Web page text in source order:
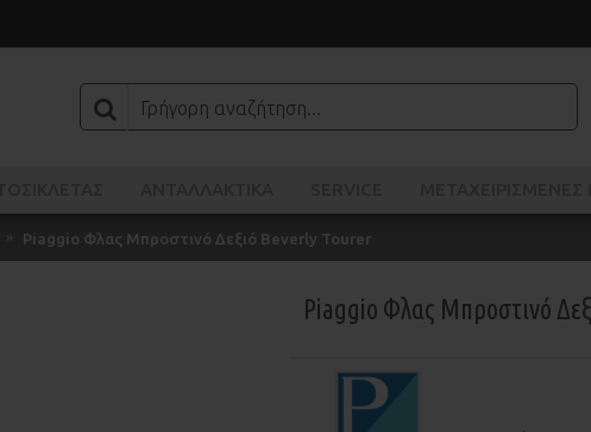
Piaggio Φλας Μπροστινό Δεξιό Beverly Tourer
Piaggio Φλας Μπροστινό